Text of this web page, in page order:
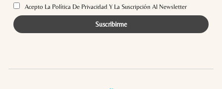
Acepto La Política De Privacidad Y La Suscripción Al Newsletter